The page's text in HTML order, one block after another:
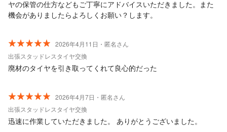
ヤの保管の仕方などもご丁寧にアドバイスいただきました。また
機会がありましたらよろしくお願い？します。
2026年4月11日・匿名さん
出張スタッドレスタイヤ交換
廃材のタイヤを引き取ってくれて良心的だった
2026年4月7日・匿名さん
出張スタッドレスタイヤ交換
迅速に作業していただきました。 ありがとうございました。